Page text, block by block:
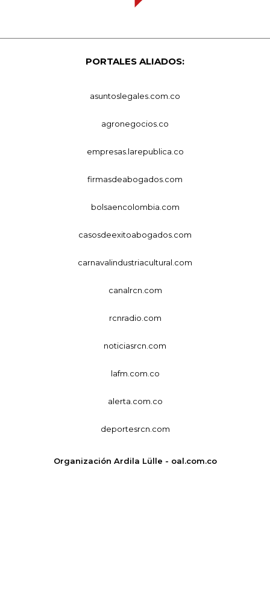
PORTALES ALIADOS:
asuntoslegales.com.co
agronegocios.co
empresas.larepublica.co
firmasdeabogados.com
bolsaencolombia.com
casosdeexitoabogados.com
carnavalindustriacultural.com
canalrcn.com
rcnradio.com
noticiasrcn.com
lafm.com.co
alerta.com.co
deportesrcn.com
Organización Ardila Lülle - oal.com.co